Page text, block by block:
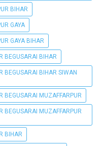
BIHAR
GAYA
GAYA BIHAR
BEGUSARAI BIHAR
BEGUSARAI BIHAR SIWAN
BEGUSARAI MUZAFFARPUR
BEGUSARAI MUZAFFARPUR
BIHAR